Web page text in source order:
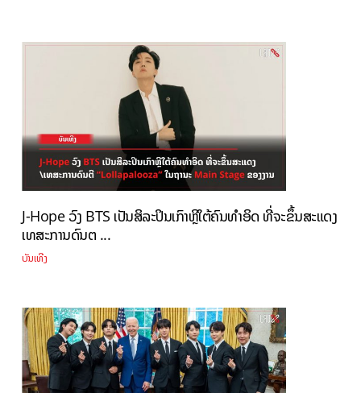
J-Hope ວົງ BTS ເປັນສິລະປິນເກົາຫຼີໃຕ້ຄົນທຳອິດ ທີ່ຈະຂຶ້ນສະແດງ
ເທສະການດົນຕ ...
ບັນເທີງ